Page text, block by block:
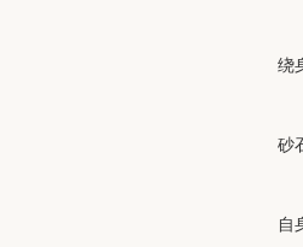
绕
砂
自